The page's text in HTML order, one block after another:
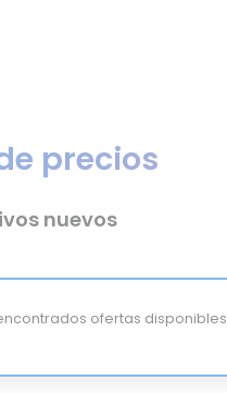
precios
nuevos
ofertas disponibles